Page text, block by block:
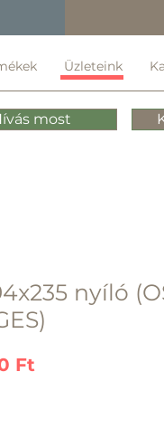
Üzleteink
most
nyíló
Ft